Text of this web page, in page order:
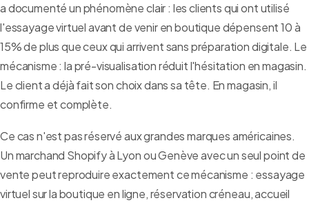
a documenté un phénomène clair : les clients qui ont utilisé
l'essayage virtuel avant de venir en boutique dépensent 10 à
15% de plus que ceux qui arrivent sans préparation digitale. Le
mécanisme : la pré-visualisation réduit l'hésitation en magasin.
Le client a déjà fait son choix dans sa tête. En magasin, il
confirme et complète.
Ce cas n'est pas réservé aux grandes marques américaines.
Un marchand Shopify à Lyon ou Genève avec un seul point de
vente peut reproduire exactement ce mécanisme : essayage
virtuel sur la boutique en ligne, réservation créneau, accueil